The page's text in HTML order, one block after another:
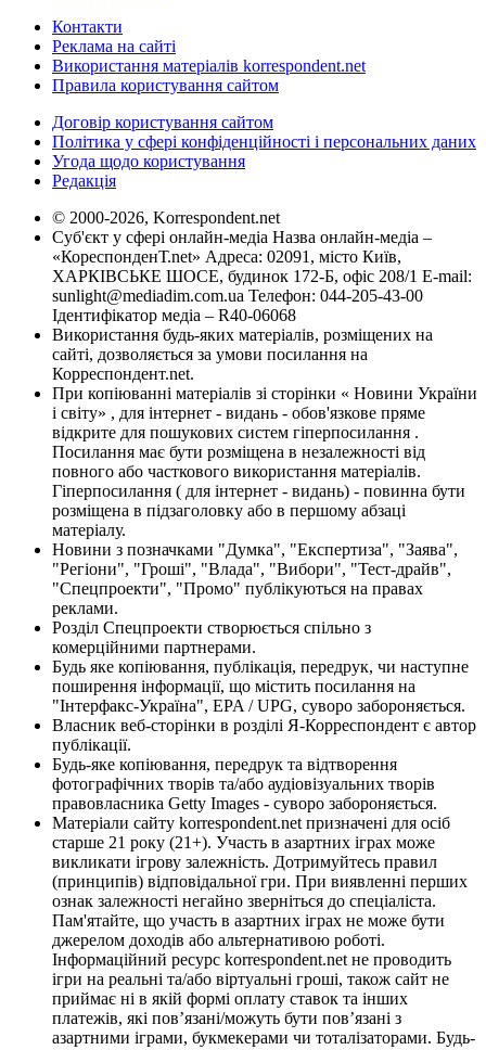
Контакти
Реклама на сайті
Використання матеріалів korrespondent.net
Правила користування сайтом
Договір користування сайтом
Політика у сфері конфіденційності і персональних даних
Угода щодо користування
Редакція
© 2000-2026, Korrespondent.net
Суб'єкт у сфері онлайн-медіа Назва онлайн-медіа –
«КореспонденТ.net» Адреса: 02091, місто Київ,
ХАРКІВСЬКЕ ШОСЕ, будинок 172-Б, офіс 208/1 E-mail:
sunlight@mediadim.com.ua Телефон: 044-205-43-00
Ідентифікатор медіа – R40-06068
Використання будь-яких матеріалів, розміщених на
сайті, дозволяється за умови посилання на
Корреспондент.net.
При копіюванні матеріалів зі сторінки « Новини України
і світу» , для інтернет - видань - обов'язкове пряме
відкрите для пошукових систем гіперпосилання .
Посилання має бути розміщена в незалежності від
повного або часткового використання матеріалів.
Гіперпосилання ( для інтернет - видань) - повинна бути
розміщена в підзаголовку або в першому абзаці
матеріалу.
Новини з позначками "Думка", "Експертиза", "Заява",
"Регіони", "Гроші", "Влада", "Вибори", "Тест-драйв",
"Спецпроекти", "Промо" публікуються на правах
реклами.
Розділ Спецпроекти створюється спільно з
комерційними партнерами.
Будь яке копіювання, публікація, передрук, чи наступне
поширення інформації, що містить посилання на
"Інтерфакс-Україна", EPA / UPG, суворо забороняється.
Власник веб-сторінки в розділі Я-Корреспондент є автор
публікації.
Будь-яке копіювання, передрук та відтворення
фотографічних творів та/або аудіовізуальних творів
правовласника Getty Images - суворо забороняється.
Матеріали сайту korrespondent.net призначені для осіб
старше 21 року (21+). Участь в азартних іграх може
викликати ігрову залежність. Дотримуйтесь правил
(принципів) відповідальної гри. При виявленні перших
ознак залежності негайно зверніться до спеціаліста.
Пам'ятайте, що участь в азартних іграх не може бути
джерелом доходів або альтернативою роботі.
Інформаційний ресурс korrespondent.net не проводить
ігри на реальні та/або віртуальні гроші, також сайт не
приймає ні в якій формі оплату ставок та інших
платежів, які пов’язані/можуть бути пов’язані з
азартними іграми, букмекерами чи тоталізаторами. Будь-